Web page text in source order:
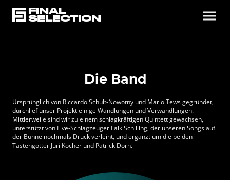
Die Band
Ursprünglich von Riccardo Schult-Nowotny und Mario Tews gegründet,
durchlief unser Projekt einige Wandlungen und Verwandlungen.
Mittlerweile sind wir zu einem schlagkräftigen Quintett gewachsen,
unterstützt von Live-Schlagzeuger Falk Schilling, der unseren Songs auf
der Bühne nochmals Druck verleiht, und ergänzt um die beiden
Tastengötter Juri Köcher und Patrick Dorn.